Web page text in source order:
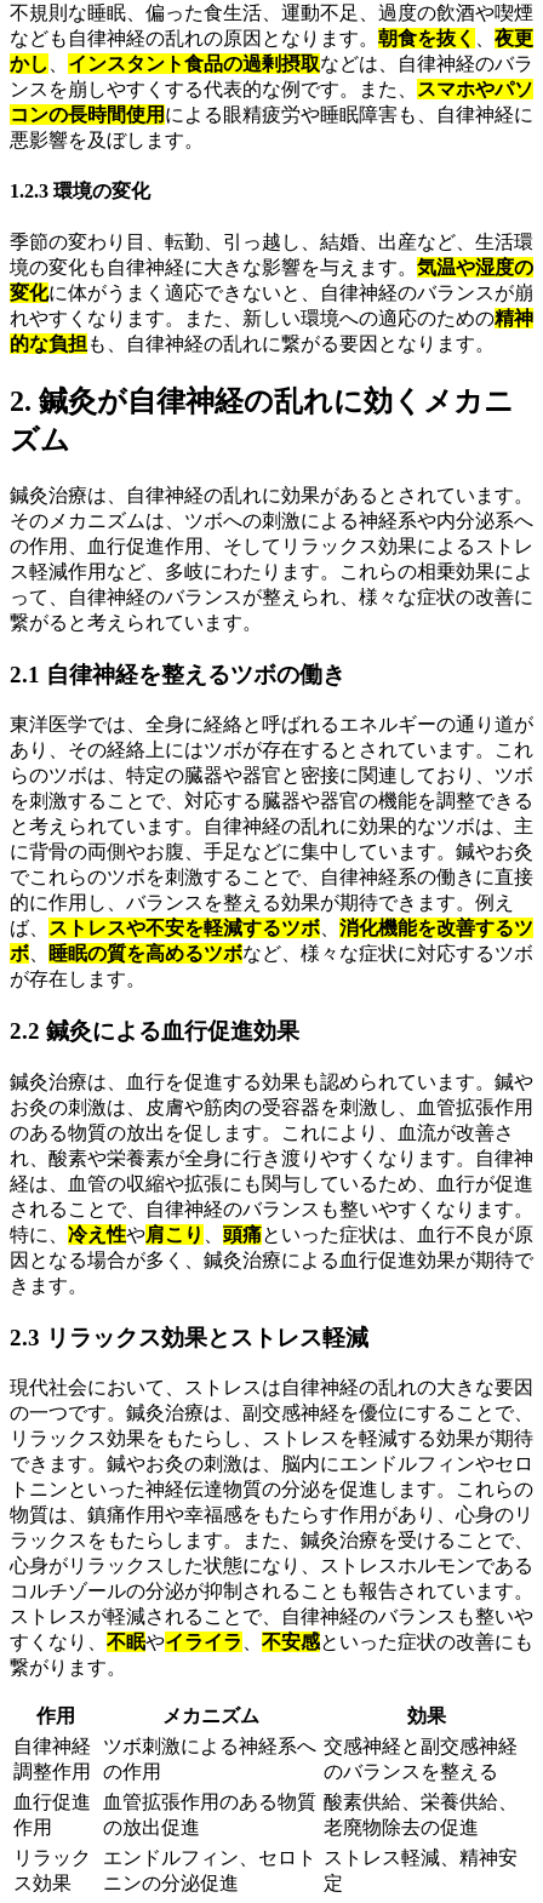
不規則な睡眠、偏った食生活、運動不足、過度の飲酒や喫煙
なども自律神経の乱れの原因となります。 朝食を抜く
夜更
かし
インスタント食品の過剰摂取などは、自律神経のバラ
ンスを崩しやすくする代表的な例です。また、
スマホやパソ
コンの長時間使用 による眼精疲労や睡眠障害も、自律神経に
悪影響を及ぼします。
1.2.3 環境の変化
季節の変わり目、転勤、引っ越し、結婚、出産など、生活環
境の変化も自律神経に大きな影響を与えます。 気温や湿度の
変化に体がうまく適応できないと、自律神経のバランスが崩
れやすくなります。また、新しい環境への適応のための精神
的な負担 も、自律神経の乱れに繋がる要因となります。
2. 鍼灸が自律神経の乱れに効くメカニ
ズム
鍼灸治療は、自律神経の乱れに効果があるとされています。
そのメカニズムは、ツボへの刺激による神経系や内分泌系へ
の作用、血行促進作用、そしてリラックス効果によるストレ
ス軽減作用など、多岐にわたります。これらの相乗効果によ
って、自律神経のバランスが整えられ、様々な症状の改善に
繋がると考えられています。
2.1 自律神経を整えるツボの働き
東洋医学では、全身に経絡と呼ばれるエネルギーの通り道が
あり、その経絡上にはツボが存在するとされています。これ
らのツボは、特定の臓器や器官と密接に関連しており、ツボ
を刺激することで、対応する臓器や器官の機能を調整できる
と考えられています。自律神経の乱れに効果的なツボは、主
に背骨の両側やお腹、手足などに集中しています。鍼やお灸
でこれらのツボを刺激することで、自律神経系の働きに直接
的に作用し、バランスを整える効果が期待できます。例え
ば、
ストレスや不安を軽減するツボ
消化機能を改善するツ
ボ
睡眠の質を高めるツボなど、様々な症状に対応するツボ
が存在します。
2.2 鍼灸による血行促進効果
鍼灸治療は、血行を促進する効果も認められています。鍼や
お灸の刺激は、皮膚や筋肉の受容器を刺激し、血管拡張作用
のある物質の放出を促します。これにより、血流が改善さ
れ、酸素や栄養素が全身に行き渡りやすくなります。自律神
経は、血管の収縮や拡張にも関与しているため、血行が促進
されることで、自律神経のバランスも整いやすくなります。
特に、 冷え性や肩こり 頭痛といった症状は、血行不良が原
因となる場合が多く、鍼灸治療による血行促進効果が期待で
きます。
2.3 リラックス効果とストレス軽減
現代社会において、ストレスは自律神経の乱れの大きな要因
の一つです。鍼灸治療は、副交感神経を優位にすることで、
リラックス効果をもたらし、ストレスを軽減する効果が期待
できます。鍼やお灸の刺激は、脳内にエンドルフィンやセロ
トニンといった神経伝達物質の分泌を促進します。これらの
物質は、鎮痛作用や幸福感をもたらす作用があり、心身のリ
ラックスをもたらします。また、鍼灸治療を受けることで、
心身がリラックスした状態になり、ストレスホルモンである
コルチゾールの分泌が抑制されることも報告されています。
ストレスが軽減されることで、自律神経のバランスも整いや
すくなり、 不眠やイライラ 不安感といった症状の改善にも
繋がります。
作用 メカニズム
効果
自律神経
調整作用
ツボ刺激による神経系へ
の作用
交感神経と副交感神経
のバランスを整える
血行促進
作用
血管拡張作用のある物質
の放出促進
酸素供給、栄養供給、
老廃物除去の促進
リラック
ス効果
エンドルフィン、セロト
ニンの分泌促進
ストレス軽減、精神安
定